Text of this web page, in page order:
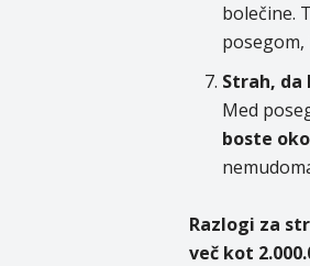
bolečine.
posegom,
Strah,
Med
boste
Razlogi za
več kot